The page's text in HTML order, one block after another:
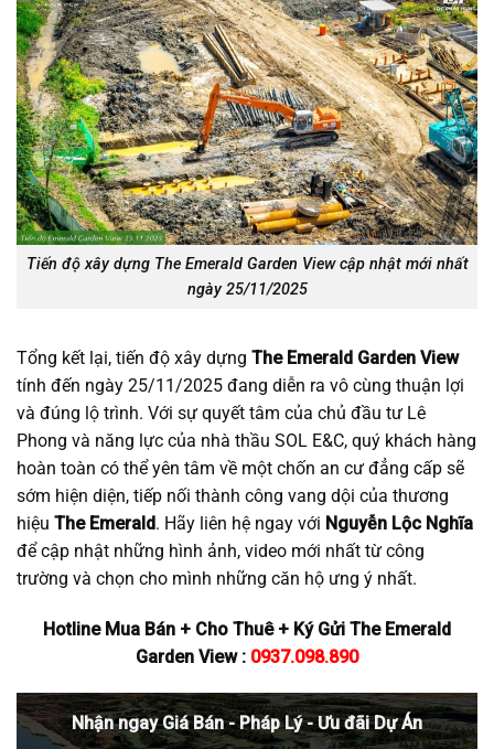
Tiến độ xây dựng The Emerald Garden View cập nhật mới nhất
ngày 25/11/2025
Tổng kết lại, tiến độ xây dựng The Emerald Garden View
tính đến ngày 25/11/2025 đang diễn ra vô cùng thuận lợi
và đúng lộ trình. Với sự quyết tâm của chủ đầu tư Lê
Phong và năng lực của nhà thầu SOL E&C, quý khách hàng
hoàn toàn có thể yên tâm về một chốn an cư đẳng cấp sẽ
sớm hiện diện, tiếp nối thành công vang dội của thương
hiệu The Emerald. Hãy liên hệ ngay với Nguyễn Lộc Nghĩa
để cập nhật những hình ảnh, video mới nhất từ công
trường và chọn cho mình những căn hộ ưng ý nhất.
Hotline Mua Bán + Cho Thuê + Ký Gửi The Emerald
Garden View : 0937.098.890
Nhận ngay Giá Bán - Pháp Lý - Ưu đãi Dự Án